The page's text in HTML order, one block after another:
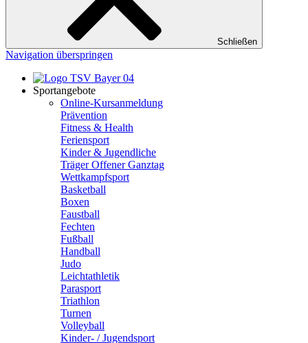
Schließen
Navigation überspringen
Sportangebote
Online-Kursanmeldung
Prävention
Fitness & Health
Feriensport
Kinder & Jugendliche
Träger Offener Ganztag
Wettkampfsport
Basketball
Boxen
Faustball
Fechten
Fußball
Handball
Judo
Leichtathletik
Parasport
Triathlon
Turnen
Volleyball
Kinder- / Jugendsport